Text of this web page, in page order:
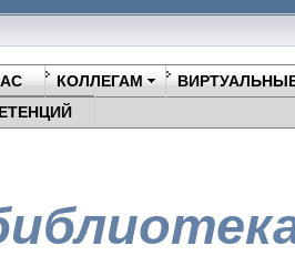
КОЛЛЕГАМ